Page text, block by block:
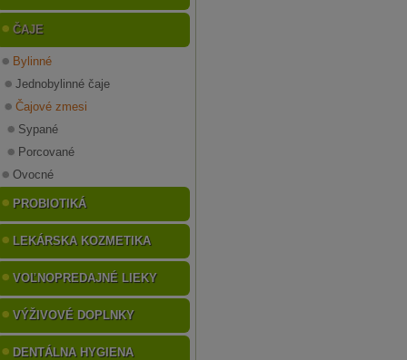
ČAJE
Bylinné
Jednobylinné čaje
Čajové zmesi
Sypané
Porcované
Ovocné
PROBIOTIKÁ
LEKÁRSKA KOZMETIKA
VOĽNOPREDAJNÉ LIEKY
VÝŽIVOVÉ DOPLNKY
DENTÁLNA HYGIENA